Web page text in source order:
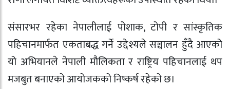
संसारभर रहेका नेपालीलाई पोशाक, टोपी र सांस्कृतिक
पहिचानमार्फत एकताबद्ध गर्ने उद्देश्यले सञ्चालन हुँदै आएको
यो अभियानले नेपाली मौलिकता र राष्ट्रिय पहिचानलाई थप
मजबुत बनाएको आयोजकको निष्कर्ष रहेको छ।